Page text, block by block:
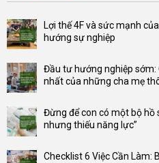
Lợi thế 4F và sức mạnh
hướng sự nghiệp
có
bình
luận
Lợi
thế
sức
Đầu tư hướng nghiệp sớm:
nhất của những cha mẹ
bình
luận
Đầu
Đừng để con có một bộ hồ
nhưng thiếu năng lực”
Checklist 6 Việc Cần Làm: